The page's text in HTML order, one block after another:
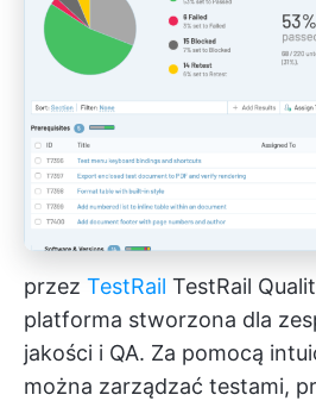
przez TestRail TestRail
platforma stworzona dla
jakości i QA. Za pomocą
można zarządzać testami,